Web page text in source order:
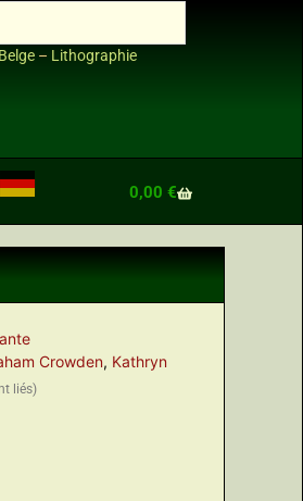
Belge – Lithographie
0,00 €
Crowden, Kathryn
liés)